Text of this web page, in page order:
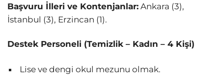
Başvuru İlleri ve Kontenjanlar: Ankara (3),
İstanbul (3), Erzincan (1).
Destek Personeli (Temizlik – Kadın – 4 Kişi)
Lise ve dengi okul mezunu olmak.